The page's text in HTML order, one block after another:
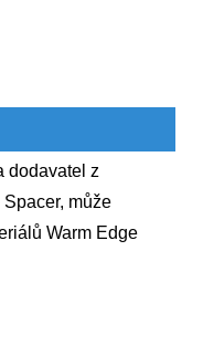
dodavatel z
může
Warm Edge